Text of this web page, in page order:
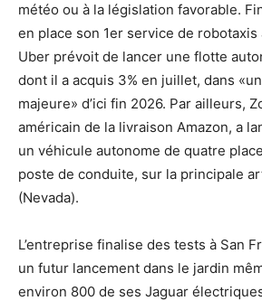
météo ou à la législation favorable.
en place son 1er service de robotaxis
Uber prévoit de lancer une flotte
dont il a acquis 3% en juillet, dans
majeure» d’ici fin 2026. Par ailleurs,
américain de la livraison Amazon, a
un véhicule autonome de quatre
poste de conduite, sur la principale
(Nevada).
L’entreprise finalise des tests à San
un futur lancement dans le jardin
environ 800 de ses Jaguar